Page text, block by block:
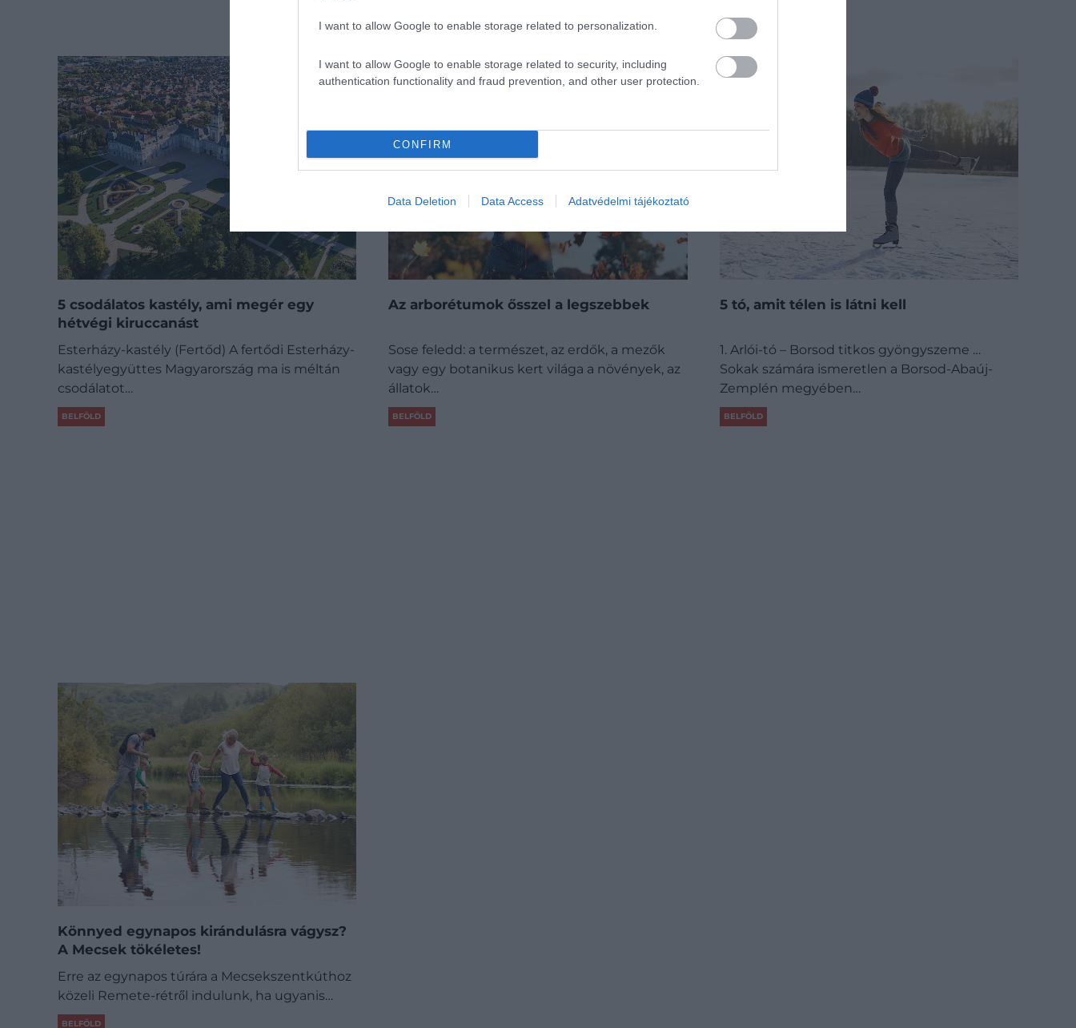
I want to allow Google to enable storage related to personalization.
I want to allow Google to enable storage related to security, including
authentication functionality and fraud prevention, and other user protection.
CONFIRM
Data Deletion Data Access Adatvédelmi tájékoztató
5 csodálatos kastély, ami megér egy
hétvégi kiruccanást
Esterházy-kastély (Fertőd) A fertődi Esterházy-
kastélyegyüttes Magyarország ma is méltán
csodálatot…
BELFÖLD
Az arborétumok ősszel a legszebbek
Sose feledd: a természet, az erdők, a mezők
vagy egy botanikus kert világa a növények, az
állatok…
BELFÖLD
5 tó, amit télen is látni kell
1. Arlói-tó – Borsod titkos gyöngyszeme …
Sokak számára ismeretlen a Borsod-Abaúj-
Zemplén megyében…
BELFÖLD
Könnyed egynapos kirándulásra vágysz?
A Mecsek tökéletes!
Erre az egynapos túrára a Mecsekszentkúthoz
közeli Remete-rétről indulunk, ha ugyanis…
BELFÖLD